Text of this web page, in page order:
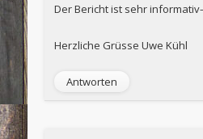
Der Bericht ist sehr
Herzliche Grüsse Uwe Kühl
Antworten